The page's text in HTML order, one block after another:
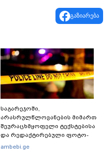
გაზიარება
საგარეჯოში,
არასრულწლოვანების მიმართ
შეურაცხმყოფელი ტექსტებისა
და რედაქტირებული ფოტო-
ვიდეომასალის გავრცელების
ambebi.ge